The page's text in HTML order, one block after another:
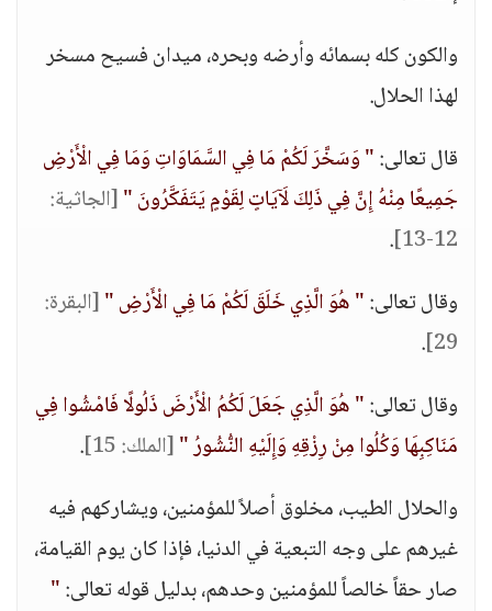
والكون كله بسمائه وأرضه وبحره، ميدان فسيح مسخر
لهذا الحلال.
قال تعالى:" وَسَخَّرَ لَكُمْ مَا فِي السَّمَاوَاتِ وَمَا فِي الْأَرْضِ
جَمِيعًا مِنْهُ إِنَّ فِي ذَلِكَ لَآيَاتٍ لِقَوْمٍ يَتَفَكَّرُونَ "[الجاثية:
12-13]
.
وقال تعالى:" هُوَ الَّذِي خَلَقَ لَكُمْ مَا فِي الْأَرْضِ "[البقرة:
29]
.
وقال تعالى:" هُوَ الَّذِي جَعَلَ لَكُمُ الْأَرْضَ ذَلُولًا فَامْشُوا فِي
مَنَاكِبِهَا وَكُلُوا مِنْ رِزْقِهِ وَإِلَيْهِ النُّشُورُ "[الملك: 15]
.
والحلال الطيب، مخلوق أصلاً للمؤمنين، ويشاركهم فيه
غيرهم على وجه التبعية في الدنيا، فإذا كان يوم القيامة،
صار حقاً خالصاً للمؤمنين وحدهم، بدليل قوله تعالى:"